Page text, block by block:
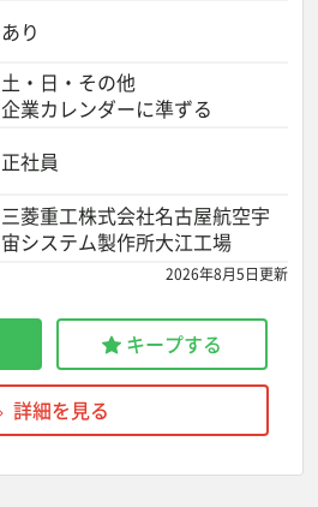
あり
土・日・その他
企業カレンダーに準ずる
正社員
三菱重工株式会社名古屋航空宇
宙システム製作所大江工場
2026年8月5日更新
キープする
詳細を見る